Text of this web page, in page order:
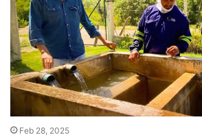
Feb 28, 2025